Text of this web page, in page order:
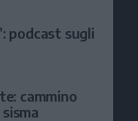
podcast sugli
cammino